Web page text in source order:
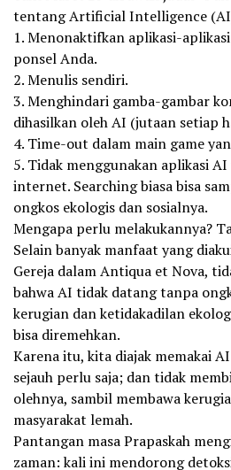
tentang Artificial Intelligence
1. Menonaktifkan aplikasi-
ponsel Anda.
2. Menulis sendiri.
3. Menghindari gamba-gambar
dihasilkan oleh AI (jutaan setiap
4. Time-out dalam main game
5. Tidak menggunakan aplikasi
internet. Searching biasa bisa
ongkos ekologis dan sosialnya.
Mengapa perlu melakukannya?
Selain banyak manfaat yang
Gereja dalam Antiqua et Nova,
bahwa AI tidak datang tanpa
kerugian dan ketidakadilan
bisa diremehkan.
Karena itu, kita diajak memakai
sejauh perlu saja; dan tidak
olehnya, sambil membawa
masyarakat lemah.
Pantangan masa Prapaskah
zaman: kali ini mendorong